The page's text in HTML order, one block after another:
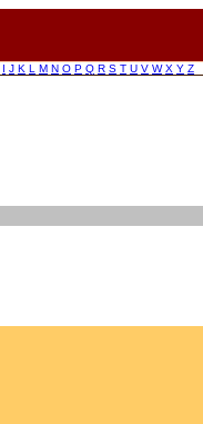
I J K L M N O P Q R S T U V W X Y Z